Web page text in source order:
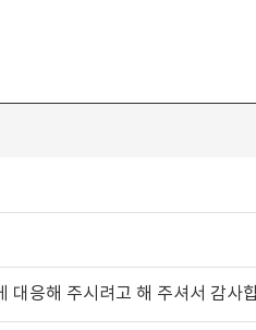
대응해 주시려고 해 주셔서 감사